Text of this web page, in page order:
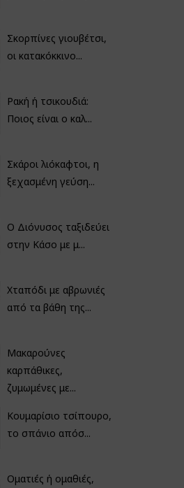
Σκορπίνες γιουβέτσι,
οι κατακόκκινο...
Ρακή ή τσικουδιά:
Ποιος είναι ο καλ...
Σκάροι λιόκαφτοι, η
ξεχασμένη γεύση...
Ο Διόνυσος ταξιδεύει
στην Κάσο με μ...
Χταπόδι με αβρωνιές
από τα βάθη της...
Μακαρούνες
καρπάθικες,
ζυμωμένες με...
Κουμαρίσιο τσίπουρο,
το σπάνιο απόσ...
Οματιές ή ομαθιές,